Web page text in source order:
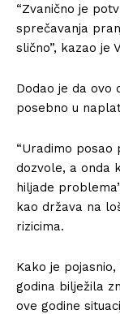
“Zvanično je
sprečavanja
slično”, kazao je
Dodao je da ovo
posebno u
“Uradimo posao
dozvole, a onda
hiljade
kao država na
rizicima.
Kako je
godina bilježila
ove godine